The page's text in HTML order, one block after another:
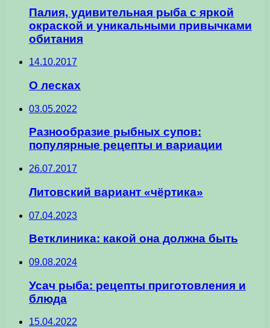
Палия, удивительная рыба с яркой
окраской и уникальными привычками
обитания
14.10.2017
О лесках
03.05.2022
Разнообразие рыбных супов:
популярные рецепты и вариации
26.07.2017
Литовский вариант «чёртика»
07.04.2023
Ветклиника: какой она должна быть
09.08.2024
Усач рыба: рецепты приготовления и
блюда
15.04.2022